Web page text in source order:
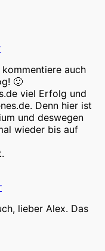
kommentiere auch
🙂
viel Erfolg und
Denn hier ist
und deswegen
wieder bis auf
lieber Alex. Das